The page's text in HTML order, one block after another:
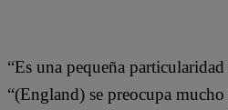
“Es una pequeña
“(England) se preocupa